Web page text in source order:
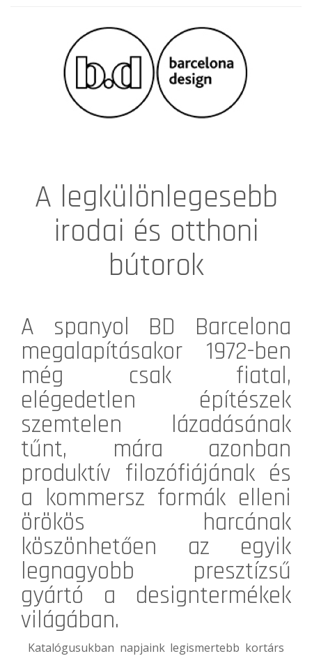
A legkülönlegesebb
irodai és otthoni
bútorok
A spanyol BD Barcelona
megalapításakor 1972-ben
még csak fiatal,
elégedetlen építészek
szemtelen lázadásának
tűnt, mára azonban
produktív filozófiájának és
a kommersz formák elleni
örökös harcának
köszönhetően az egyik
legnagyobb presztízsű
gyártó a designtermékek
világában.
Katalógusukban napjaink legismertebb kortárs